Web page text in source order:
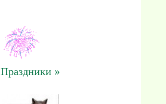
Праздники »